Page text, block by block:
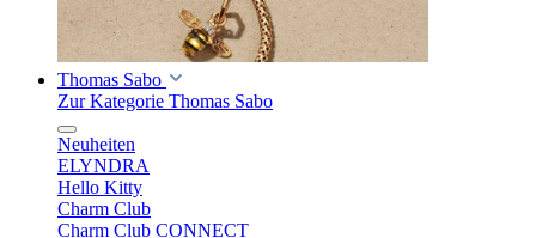
Thomas Sabo
Zur Kategorie Thomas Sabo
Neuheiten
ELYNDRA
Hello Kitty
Charm Club
Charm Club CONNECT